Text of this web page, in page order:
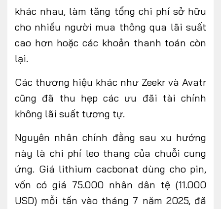
khác nhau, làm tăng tổng chi phí sở hữu
cho nhiều người mua thông qua lãi suất
cao hơn hoặc các khoản thanh toán còn
lại.
Các thương hiệu khác như Zeekr và Avatr
cũng đã thu hẹp các ưu đãi tài chính
không lãi suất tương tự.
Nguyên nhân chính đằng sau xu hướng
này là chi phí leo thang của chuỗi cung
ứng. Giá lithium cacbonat dùng cho pin,
vốn có giá 75.000 nhân dân tệ (11.000
USD) mỗi tấn vào tháng 7 năm 2025, đã